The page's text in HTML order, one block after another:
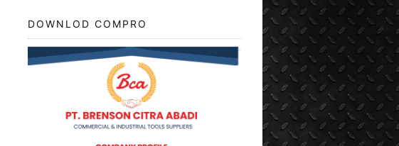
DOWNLOD COMPRO